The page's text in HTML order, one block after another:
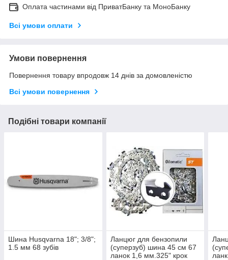
Оплата частинами від ПриватБанку та МоноБанку
Всі умови оплати
Умови повернення
Повернення товару впродовж 14 днів за домовленістю
Всі умови повернення
Подібні товари компанії
Шина Husqvarna 18"; 3/8";
1.5 мм 68 зубів
Ланцюг для бензопили
(суперзуб) шина 45 см 67
ланок 1,6 мм.325" крок